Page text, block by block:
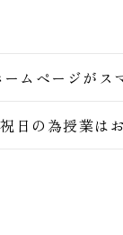
ームページがス
日の為授業は